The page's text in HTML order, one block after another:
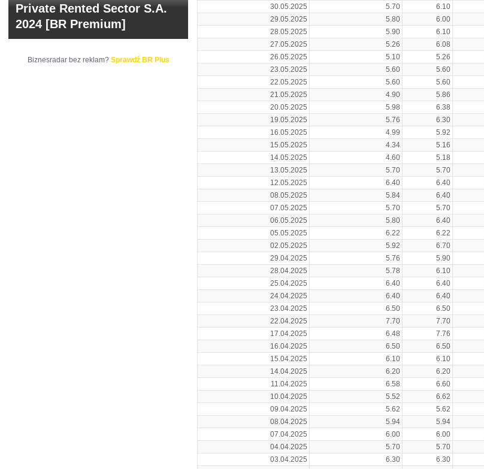
30.05.2025
5.70 6.10
29.05.2025
5.80 6.00
28.05.2025
5.90 6.10
27.05.2025
5.26 6.08
26.05.2025
5.10 5.26
23.05.2025
5.60 5.60
22.05.2025
5.60 5.60
21.05.2025
4.90 5.86
20.05.2025
5.98 6.38
19.05.2025
5.76 6.30
16.05.2025
4.99 5.92
15.05.2025
4.34 5.16
14.05.2025
4.60 5.18
13.05.2025
5.70 5.70
12.05.2025
6.40 6.40
08.05.2025
5.84 6.40
07.05.2025
5.70 5.70
06.05.2025
5.80 6.40
05.05.2025
6.22 6.22
02.05.2025
5.92 6.70
29.04.2025
5.76 5.90
28.04.2025
5.78 6.10
25.04.2025
6.40 6.40
24.04.2025
6.40 6.40
23.04.2025
6.50 6.50
22.04.2025
7.70 7.70
17.04.2025
6.48 7.76
16.04.2025
6.50 6.50
15.04.2025
6.10 6.10
14.04.2025
6.20 6.20
11.04.2025
6.58 6.60
10.04.2025
5.52 6.62
09.04.2025
5.62 5.62
08.04.2025
5.94 5.94
07.04.2025
6.00 6.00
04.04.2025
5.70 5.70
03.04.2025
6.30 6.30
Private Rented Sector S.A.
2024 [BR Premium]
Biznesradar bez reklam? Sprawdź BR Plus